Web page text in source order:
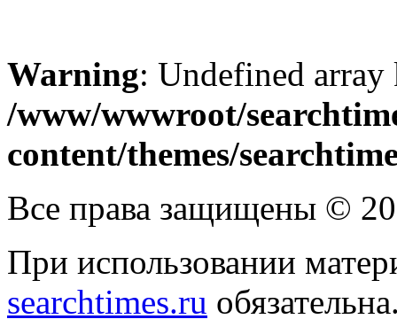
Warning: Undefined
/www/wwwroot/
content/themes/
Все права защищены ©
При использовании
searchtimes.ru